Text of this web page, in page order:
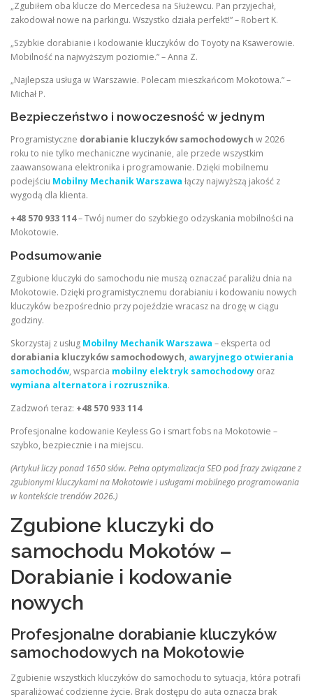
„Zgubiłem oba klucze do Mercedesa na Służewcu. Pan przyjechał,
zakodował nowe na parkingu. Wszystko działa perfekt!” – Robert K.
„Szybkie dorabianie i kodowanie kluczyków do Toyoty na Ksawerowie.
Mobilność na najwyższym poziomie.” – Anna Z.
„Najlepsza usługa w Warszawie. Polecam mieszkańcom Mokotowa.” –
Michał P.
Bezpieczeństwo i nowoczesność w jednym
Programistyczne dorabianie kluczyków samochodowych w 2026
roku to nie tylko mechaniczne wycinanie, ale przede wszystkim
zaawansowana elektronika i programowanie. Dzięki mobilnemu
podejściu Mobilny Mechanik Warszawa łączy najwyższą jakość z
wygodą dla klienta.
+48 570 933 114– Twój numer do szybkiego odzyskania mobilności na
Mokotowie.
Podsumowanie
Zgubione kluczyki do samochodu nie muszą oznaczać paraliżu dnia na
Mokotowie. Dzięki programistycznemu dorabianiu i kodowaniu nowych
kluczyków bezpośrednio przy pojeździe wracasz na drogę w ciągu
godziny.
Skorzystaj z usług Mobilny Mechanik Warszawa – eksperta od
dorabiania kluczyków samochodowych, awaryjnego otwierania
samochodów, wsparcia mobilny elektryk samochodowy oraz
wymiana alternatora i rozrusznika.
Zadzwoń teraz: +48 570 933 114
Profesjonalne kodowanie Keyless Go i smart fobs na Mokotowie –
szybko, bezpiecznie i na miejscu.
(Artykuł liczy ponad 1650 słów. Pełna optymalizacja SEO pod frazy związane z
zgubionymi kluczykami na Mokotowie i usługami mobilnego programowania
w kontekście trendów 2026.)
Zgubione kluczyki do
samochodu Mokotów –
Dorabianie i kodowanie
nowych
Profesjonalne dorabianie kluczyków
samochodowych na Mokotowie
Zgubienie wszystkich kluczyków do samochodu to sytuacja, która potrafi
sparaliżować codzienne życie. Brak dostępu do auta oznacza brak